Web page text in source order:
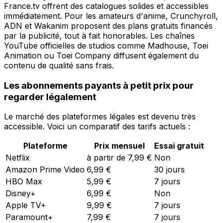
France.tv offrent des catalogues solides et accessibles
immédiatement. Pour les amateurs d'anime, Crunchyroll,
ADN et Wakanim proposent des plans gratuits financés
par la publicité, tout à fait honorables. Les chaînes
YouTube officielles de studios comme Madhouse, Toei
Animation ou Toei Company diffusent également du
contenu de qualité sans frais.
Les abonnements payants à petit prix pour
regarder légalement
Le marché des plateformes légales est devenu très
accessible. Voici un comparatif des tarifs actuels :
Plateforme
Prix mensuel
Essai gratuit
Netflix
à partir de 7,99 € Non
Amazon Prime Video 6,99 €
30 jours
HBO Max
5,99 €
7 jours
Disney+
6,99 €
Non
Apple TV+
9,99 €
7 jours
Paramount+
7,99 €
7 jours